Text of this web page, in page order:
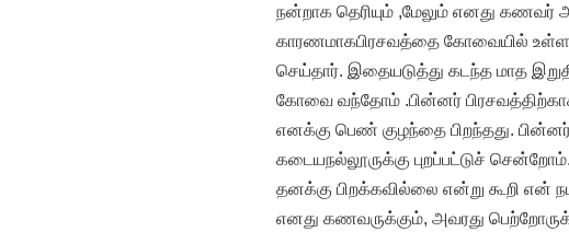
நன்றாக தெரியும் ,மேலும் எனது
காரணமாகபிரசவத்தை கோவையில் உள்ள
செய்தார். இதையடுத்து கடந்த மாத
கோவை வந்தோம் .பின்னர்
எனக்கு பெண் குழந்தை பிறந்தது.
கடையநல்லூருக்கு புறப்பட்டுச்
தனக்கு பிறக்கவில்லை என்று கூறி என்
எனது கணவருக்கும், அவரது